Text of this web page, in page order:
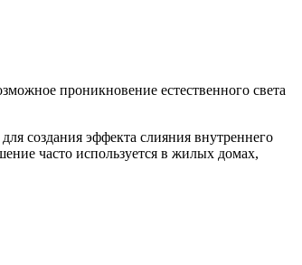
проникновение естественного света
создания эффекта слияния внутреннего
часто используется в жилых домах,